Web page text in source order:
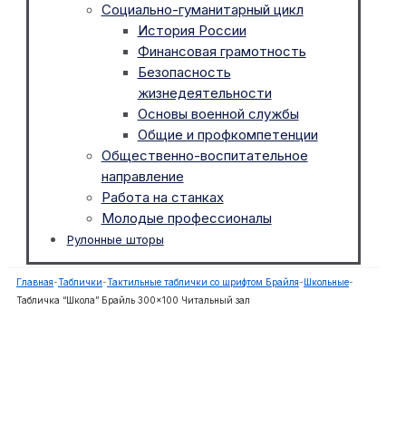
Социально-гуманитарный цикл
История России
Финансовая грамотность
Безопасность
жизнедеятельности
Основы военной службы
Общие и профкомпетенции
Общественно-воспитательное
направление
Работа на станках
Молодые профессионалы
Рулонные шторы
Главная-Таблички-Тактильные таблички со шрифтом Брайля- Школьные-
Табличка “Школа” Брайль 300×100 Читальный зал